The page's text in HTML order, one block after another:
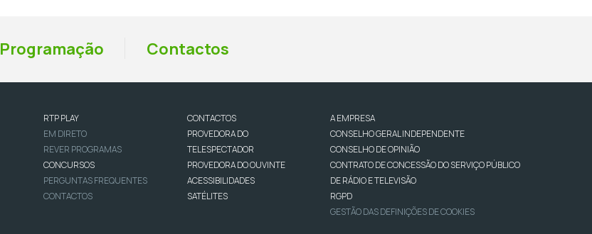
Programação Contactos
RTP PLAY
EM DIRETO
REVER PROGRAMAS
CONCURSOS
PERGUNTAS FREQUENTES
CONTACTOS
CONTACTOS
PROVEDORA DO
TELESPECTADOR
PROVEDORA DO OUVINTE
ACESSIBILIDADES
SATÉLITES
A EMPRESA
CONSELHO GERAL INDEPENDENTE
CONSELHO DE OPINIÃO
CONTRATO DE CONCESSÃO DO SERVIÇO PÚBLICO
DE RÁDIO E TELEVISÃO
RGPD
GESTÃO DAS DEFINIÇÕES DE COOKIES